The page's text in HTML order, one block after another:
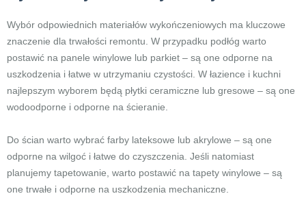
Wybór odpowiednich materiałów wykończeniowych ma kluczowe
znaczenie dla trwałości remontu. W przypadku podłóg warto
postawić na panele winylowe lub parkiet – są one odporne na
uszkodzenia i łatwe w utrzymaniu czystości. W łazience i kuchni
najlepszym wyborem będą płytki ceramiczne lub gresowe – są one
wodoodporne i odporne na ścieranie.
Do ścian warto wybrać farby lateksowe lub akrylowe – są one
odporne na wilgoć i łatwe do czyszczenia. Jeśli natomiast
planujemy tapetowanie, warto postawić na tapety winylowe – są
one trwałe i odporne na uszkodzenia mechaniczne.